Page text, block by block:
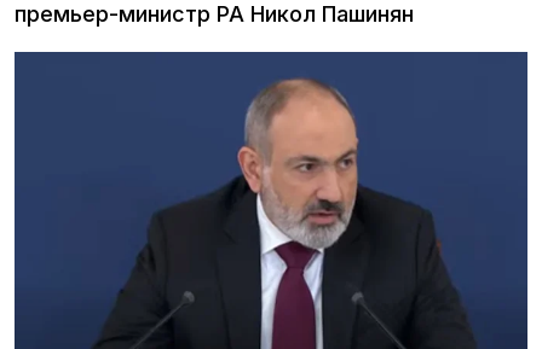
премьер-министр РА Никол Пашинян